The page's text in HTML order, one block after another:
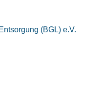
(BGL) e.V.